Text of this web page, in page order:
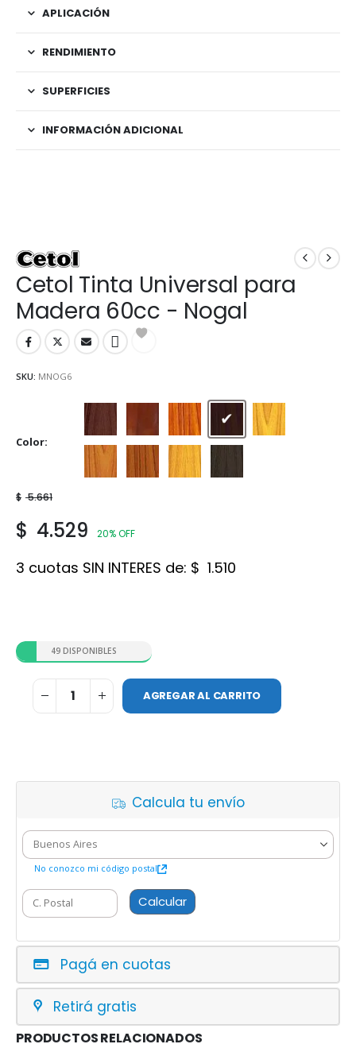
APLICACIÓN
RENDIMIENTO
SUPERFICIES
INFORMACIÓN ADICIONAL
Cetol Tinta Universal para
Madera 60cc - Nogal
SKU: MNOG6
Color
Cedro Nogal Peteribí
Roble ClaroRoble OscuroViraro
$ 5.661
$ 4.529 20% OFF
3 cuotas SIN INTERES de: $ 1.510
49 DISPONIBLES
AGREGAR AL CARRITO
Calcula tu envío
No conozco mi código postal
Calcular
Pagá en cuotas
Retirá gratis
PRODUCTOS RELACIONADOS